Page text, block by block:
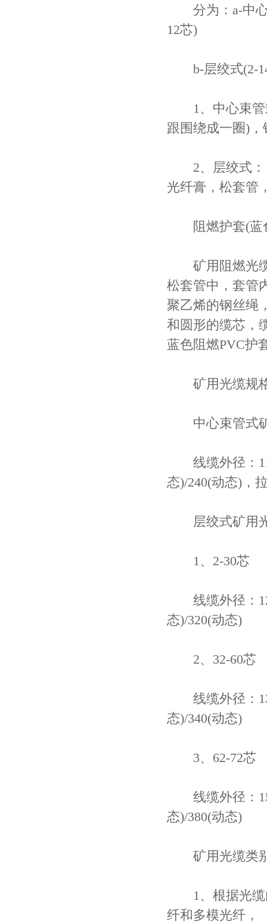
分为：a-中心
12芯)
b-层绞式(2-
1、中心束管
跟围绕成一圈)
2、层绞式：
光纤膏，松套管
阻燃护套(蓝
矿用阻燃光缆
松套管中，套管
聚乙烯的钢丝绳
和圆形的缆芯，
蓝色阻燃PVC护
矿用光缆规
中心束管式矿
线缆外径：
态)/240(动态)，
层绞式矿用光
1、2-30芯
线缆外径：
态)/320(动态)
2、32-60芯
线缆外径：
态)/340(动态)
3、62-72芯
线缆外径：
态)/380(动态)
矿用光缆类
1、根据光缆
纤和多模光纤，